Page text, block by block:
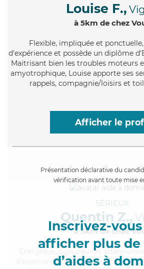
Louise F.,
à 5km de chez
Flexible, impliquée et ponctuelle,
d'expérience et possède un diplôme
Maitrisant bien les troubles moteurs
amyotrophique, Louise apporte ses
rappels, compagnie/loisirs et
Afficher le
Présentation déclarative du
vérification avant toute mise
Inscrivez-
afficher plus
d’aides à
SÉRIEUX
Quentin Z.,
à 5km de chez
, rigoureux et
d'expérience et possède un diplôme